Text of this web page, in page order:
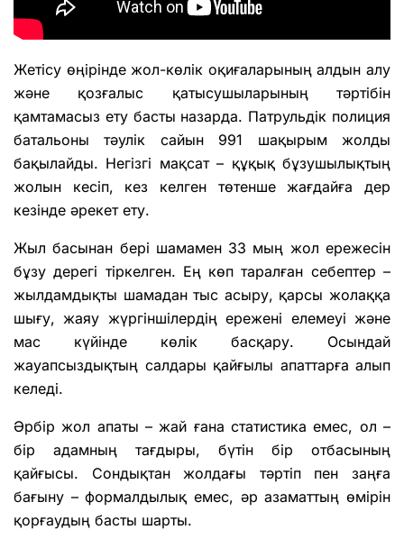
Жетісу өңірінде жол-көлік оқиғаларының алдын алу
және қозғалыс қатысушыларының тәртібін
қамтамасыз ету басты назарда. Патрульдік полиция
батальоны тәулік сайын 991 шақырым жолды
бақылайды. Негізгі мақсат – құқық бұзушылықтың
жолын кесіп, кез келген төтенше жағдайға дер
кезінде әрекет ету.
Жыл басынан бері шамамен 33 мың жол ережесін
бұзу дерегі тіркелген. Ең көп таралған себептер –
жылдамдықты шамадан тыс асыру, қарсы жолаққа
шығу, жаяу жүргіншілердің ережені елемеуі және
мас күйінде көлік басқару. Осындай
жауапсыздықтың салдары қайғылы апаттарға алып
келеді.
Әрбір жол апаты – жай ғана статистика емес, ол –
бір адамның тағдыры, бүтін бір отбасының
қайғысы. Сондықтан жолдағы тәртіп пен заңға
бағыну – формалдылық емес, әр азаматтың өмірін
қорғаудың басты шарты.